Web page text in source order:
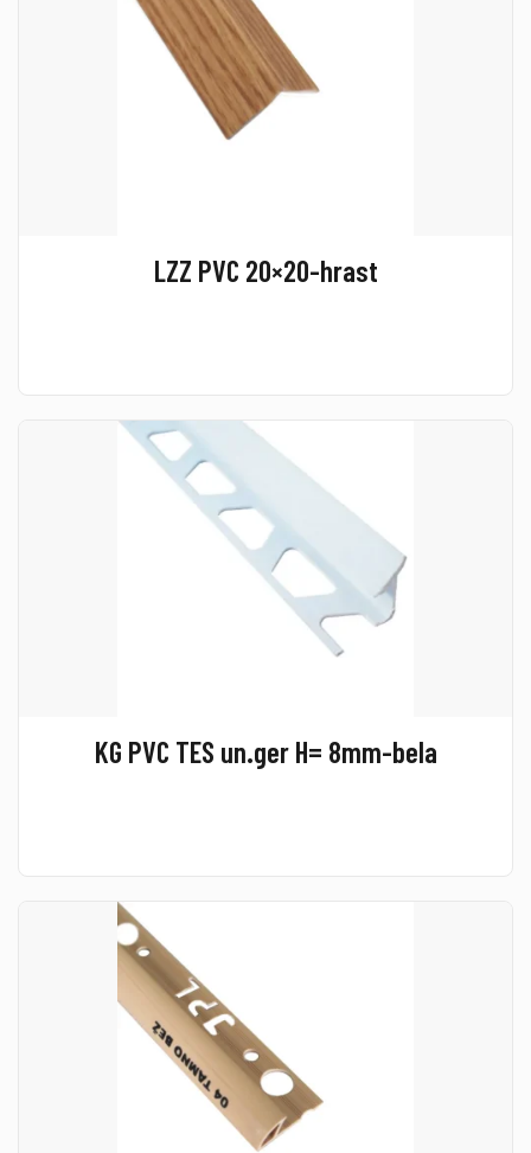
LZZ PVC 20×20-hrast
KG PVC TES un.ger H= 8mm-bela